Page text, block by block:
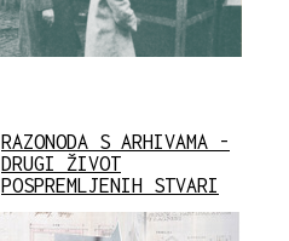
RAZONODA S ARHIVAMA -
DRUGI ŽIVOT
POSPREMLJENIH STVARI